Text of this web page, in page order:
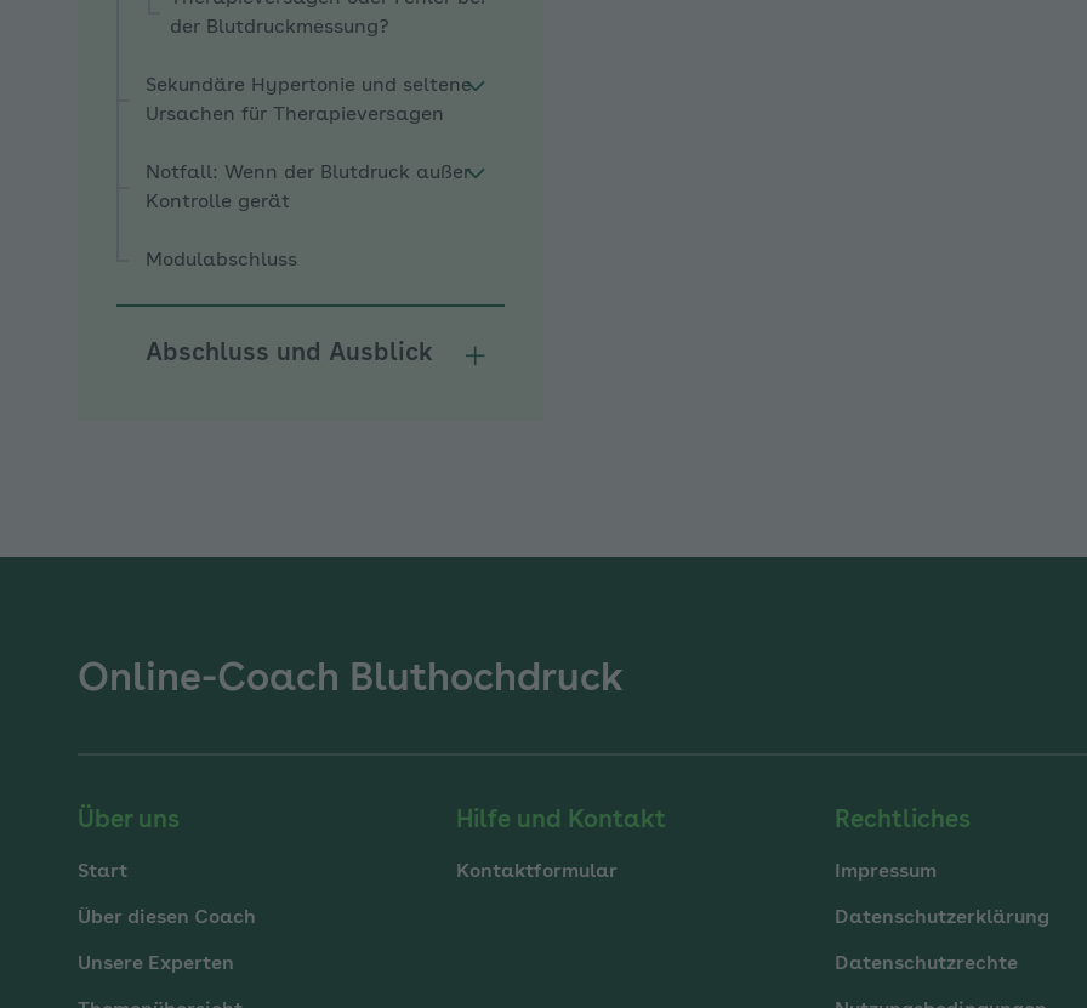
der Blutdruckmessung?
Sekundäre Hypertonie und seltene
Ursachen für Therapieversagen
Notfall: Wenn der Blutdruck außer
Kontrolle gerät
Modulabschluss
Abschluss und Ausblick
Online-Coach Bluthochdruck
Über uns
Start
Über diesen Coach
Unsere Experten
Hilfe und Kontakt
Kontaktformular
Rechtliches
Impressum
Datenschutzerklärung
Datenschutzrechte